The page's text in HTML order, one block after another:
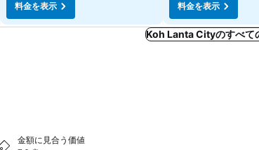
料金を表示
料金を表示
Koh Lanta Cityのすべて
金額に見合う価値